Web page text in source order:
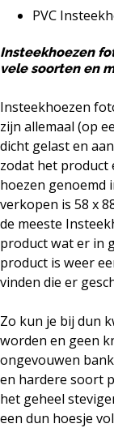
PVC
Insteekhoezen
vele soorten en
Insteekhoezen
zijn allemaal (op
dicht gelast en
zodat het product
hoezen genoemd
verkopen is 58 x
de meeste
product wat er in
product is weer
vinden die er
Zo kun je bij dun
worden en geen
ongevouwen
en hardere soort
het geheel
een dun hoesje